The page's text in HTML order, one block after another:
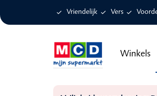
 Vriendelijk  Vers 
Winkels